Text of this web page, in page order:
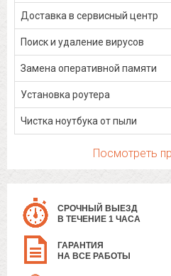
Доставка в сервисный центр
Поиск и удаление вирусов
Замена оперативной памяти
Установка роутера
Чистка ноутбука от пыли
Посмотреть
СРОЧНЫЙ ВЫЕЗД
В ТЕЧЕНИЕ 1 ЧАСА
ГАРАНТИЯ
НА ВСЕ РАБОТЫ